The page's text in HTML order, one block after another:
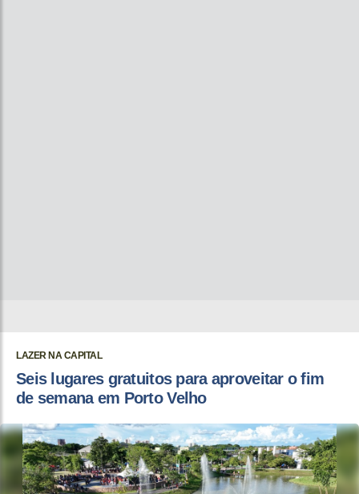
LAZER NA CAPITAL
Seis lugares gratuitos para aproveitar o fim
de semana em Porto Velho